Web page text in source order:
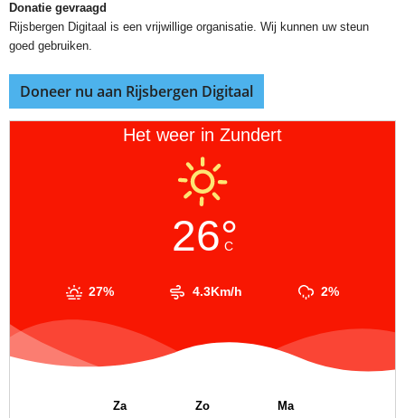
Donatie gevraagd
Rijsbergen Digitaal is een vrijwillige organisatie. Wij kunnen uw steun
goed gebruiken.
Doneer nu aan Rijsbergen Digitaal
Het weer in Zundert
26°
C
27% 4.3Km/h 2%
Za Zo Ma